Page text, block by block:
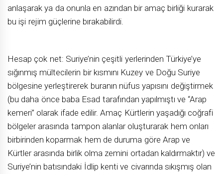
anlaşarak ya da onunla en azından bir amaç birliği kurarak
bu işi rejim güçlerine bırakabilirdi.
Hesap çok net: Suriye’nin çeşitli yerlerinden Türkiye’ye
sığınmış mültecilerin bir kısmını Kuzey ve Doğu Suriye
bölgesine yerleştirerek buranın nüfus yapısını değiştirmek
(bu daha önce baba Esad tarafından yapılmıştı ve “Arap
kemeri” olarak ifade edilir. Amaç Kürtlerin yaşadığı coğrafi
bölgeler arasında tampon alanlar oluşturarak hem onları
birbirinden koparmak hem de duruma göre Arap ve
Kürtler arasında birlik olma zemini ortadan kaldırmaktır) ve
Suriye’nin batısındaki İdlip kenti ve civarında sıkışmış olan